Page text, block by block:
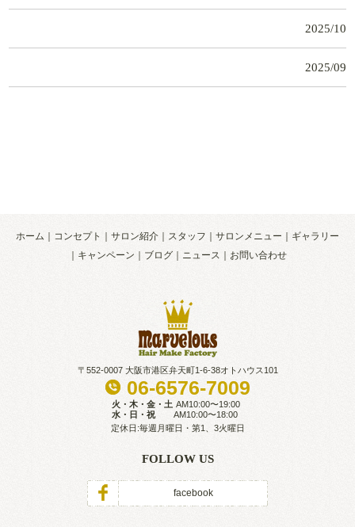
2025/10
2025/09
ホーム コンセプト サロン紹介 スタッフ サロンメニュー
ギャラリー
キャンペーン
ブログ ニュース お問い合わせ
〒552-0007 大阪市港区弁天町1-6-38オトハウス101
06-6576-7009
火・木・金・土 AM10:00〜19:00
水・日・祝
AM10:00〜18:00
定休日:毎週月曜日・第1、3火曜日
FOLLOW US
facebook